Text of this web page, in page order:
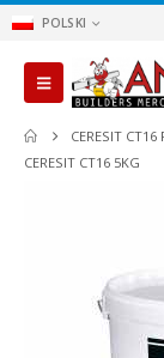
POLSKI
CERESIT
CERESIT CT16 5KG